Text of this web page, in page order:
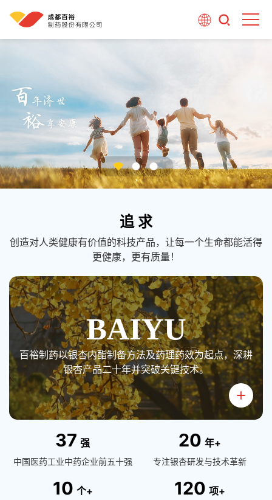
追 求
创造对人类健康有价值的科技产品，让每一个生命都能活得
更健康，更有质量！
BAIYU
百裕制药以银杏内酯制备方法及药理药效为起点，深耕
银杏产品二十年并突破关键技术。
37 强
中国医药工业中药企业前五十强
20 年+
专注银杏研发与技术革新
10 个+ 120 项+